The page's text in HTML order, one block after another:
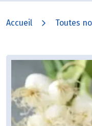
Accueil Toutes